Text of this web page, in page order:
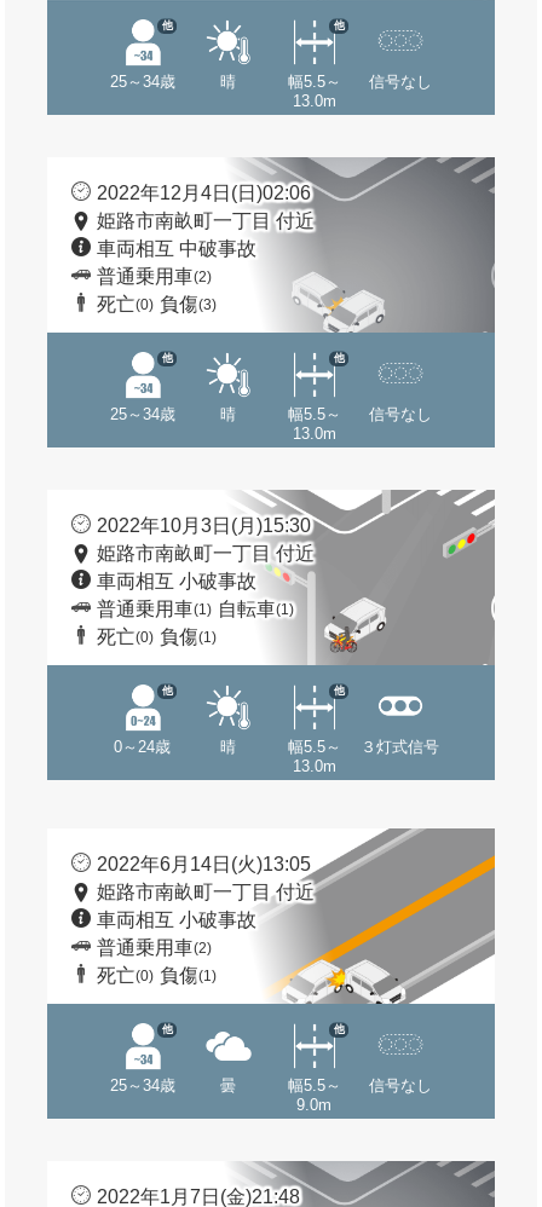
25～34歳
他
晴
幅5.5～
13.0m
他
信号なし
2022年12月4日(日)02:06
姫路市南畝町一丁目 付近
車両相互 中破事故
普通乗用車(2)
死亡(0) 負傷(3)
25～34歳
他
晴
幅5.5～
13.0m
他
信号なし
2022年10月3日(月)15:30
姫路市南畝町一丁目 付近
車両相互 小破事故
普通乗用車(1) 自転車(1)
死亡(0) 負傷(1)
0～24歳
他
晴
幅5.5～
13.0m
他
３灯式信号
2022年6月14日(火)13:05
姫路市南畝町一丁目 付近
車両相互 小破事故
普通乗用車(2)
死亡(0) 負傷(1)
25～34歳
他
曇
幅5.5～
9.0m
他
信号なし
2022年1月7日(金)21:48